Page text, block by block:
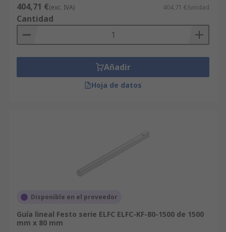
404,71 €(exc. IVA) 404,71 €/unidad
Cantidad
Añadir
Hoja de datos
Disponible en el proveedor
Guía lineal Festo serie ELFC ELFC-KF-80-1500 de 1500
mm x 80 mm